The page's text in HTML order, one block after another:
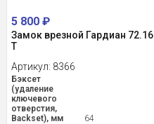
5 800 ₽
Замок врезной Гардиан 72.16
Т
Артикул: 8366
Бэксет
(удаление
ключевого
отверстия,
Backset), мм
64